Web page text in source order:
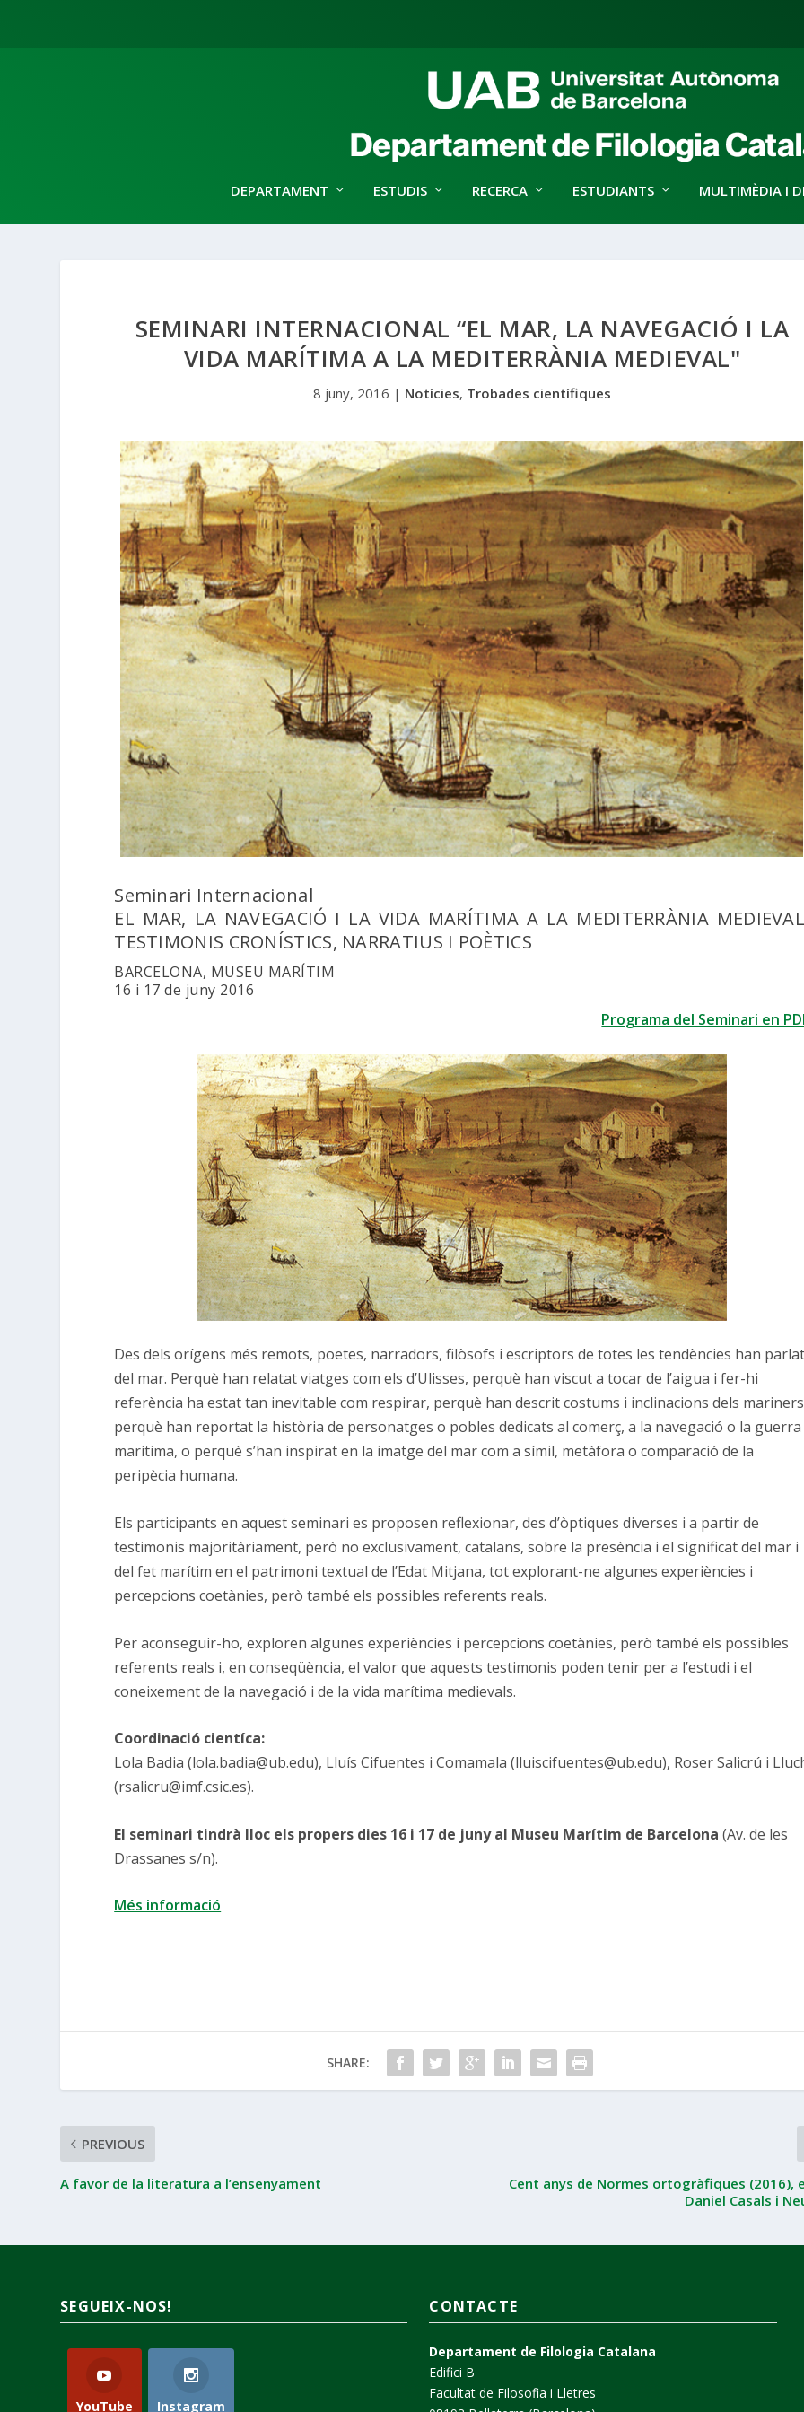
DEPARTAMENT ESTUDIS RECERCA ESTUDIANTS MULTIMÈDIA I
SEMINARI INTERNACIONAL “EL MAR, LA NAVEGACIÓ I LA
VIDA MARÍTIMA A LA MEDITERRÀNIA MEDIEVAL"
8 juny, 2016 | Notícies, Trobades científiques
Seminari Internacional
EL MAR, LA NAVEGACIÓ I LA VIDA MARÍTIMA A LA MEDITERRÀNIA
TESTIMONIS CRONÍSTICS, NARRATIUS I POÈTICS
BARCELONA, MUSEU MARÍTIM
16 i 17 de juny 2016
Programa del Seminari en
Des dels orígens més remots, poetes, narradors, filòsofs i escriptors de totes les tendències han
del mar. Perquè han relatat viatges com els d’Ulisses, perquè han viscut a tocar de l’aigua i fer-hi
referència ha estat tan inevitable com respirar, perquè han descrit costums i inclinacions dels
perquè han reportat la història de personatges o pobles dedicats al comerç, a la navegació o la guerra
marítima, o perquè s’han inspirat en la imatge del mar com a símil, metàfora o comparació de la
peripècia humana.
Els participants en aquest seminari es proposen reflexionar, des d’òptiques diverses i a partir de
testimonis majoritàriament, però no exclusivament, catalans, sobre la presència i el significat del mar i
del fet marítim en el patrimoni textual de l’Edat Mitjana, tot explorant-ne algunes experiències i
percepcions coetànies, però també els possibles referents reals.
Per aconseguir-ho, exploren algunes experiències i percepcions coetànies, però també els possibles
referents reals i, en conseqüència, el valor que aquests testimonis poden tenir per a l’estudi i el
coneixement de la navegació i de la vida marítima medievals.
Coordinació cientíca:
Lola Badia (lola.badia@ub.edu), Lluís Cifuentes i Comamala (lluiscifuentes@ub.edu), Roser Salicrú i
(rsalicru@imf.csic.es).
El seminari tindrà lloc els propers dies 16 i 17 de juny al Museu Marítim de Barcelona (Av. de les
Drassanes s/n).
Més informació
SHARE:
PREVIOUS
A favor de la literatura a l’ensenyament
Cent anys de Normes ortogràfiques (2016),
Daniel Casals i
SEGUEIX-NOS!
YouTube Instagram
CONTACTE
Departament de Filologia Catalana
Edifici B
Facultat de Filosofia i Lletres